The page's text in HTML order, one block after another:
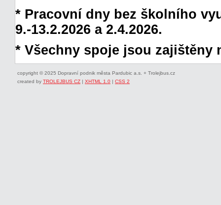
* Pracovní dny bez školního
9.-13.2.2026 a 2.4.2026.
* Všechny spoje jsou zajištěny
copyright © 2025 Dopravní podnik města Pardubic a.s. + Trolejbus.cz
created by TROLEJBUS CZ | XHTML 1.0 | CSS 2